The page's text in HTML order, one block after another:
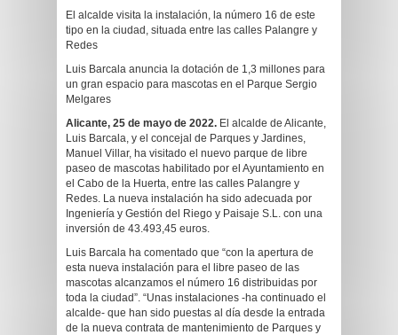
El alcalde visita la instalación, la número 16 de este
tipo en la ciudad, situada entre las calles Palangre y
Redes
Luis Barcala anuncia la dotación de 1,3 millones para
un gran espacio para mascotas en el Parque Sergio
Melgares
Alicante, 25 de mayo de 2022. El alcalde de Alicante,
Luis Barcala, y el concejal de Parques y Jardines,
Manuel Villar, ha visitado el nuevo parque de libre
paseo de mascotas habilitado por el Ayuntamiento en
el Cabo de la Huerta, entre las calles Palangre y
Redes. La nueva instalación ha sido adecuada por
Ingeniería y Gestión del Riego y Paisaje S.L. con una
inversión de 43.493,45 euros.
Luis Barcala ha comentado que “con la apertura de
esta nueva instalación para el libre paseo de las
mascotas alcanzamos el número 16 distribuidas por
toda la ciudad”. “Unas instalaciones -ha continuado el
alcalde- que han sido puestas al día desde la entrada
de la nueva contrata de mantenimiento de Parques y